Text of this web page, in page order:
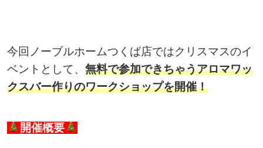
今回ノーブルホームつくば店ではクリスマスのイ
ベントとして、 無料で参加できちゃうアロマワッ
クスバー作りのワークショップを開催！
開催概要